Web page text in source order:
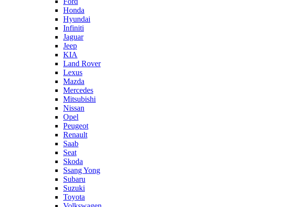
Honda
Hyundai
Infiniti
Jaguar
Jeep
KIA
Land Rover
Lexus
Mazda
Mercedes
Mitsubishi
Nissan
Opel
Peugeot
Renault
Saab
Seat
Skoda
Ssang Yong
Subaru
Suzuki
Toyota